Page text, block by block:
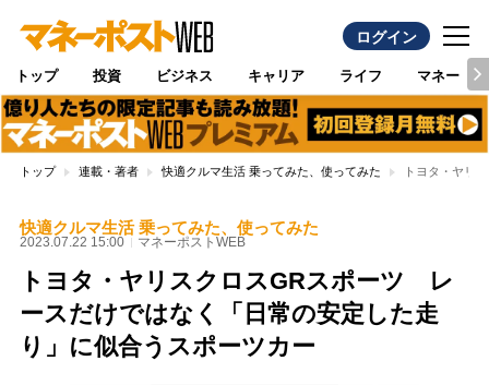
ログイン
トップ 投資 ビジネス キャリア ライフ マネー
トップ 連載・著者 快適クルマ生活 乗ってみた、使ってみた トヨタ・ヤリ
快適クルマ生活 乗ってみた、使ってみた
2023.07.22 15:00 マネーポストWEB
トヨタ・ヤリスクロスGRスポーツ レ
ースだけではなく「日常の安定した走
り」に似合うスポーツカー